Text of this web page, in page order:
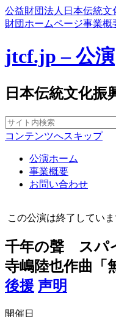
公益財団法人日本伝統文
財団ホームページ事業概
jtcf.jp – 公演
日本伝統文化振
コンテンツへスキップ
公演ホーム
事業概要
お問い合わせ
この公演は終了してい
千年の聲 スパ
寺嶋陸也作曲「
後援 声明
開催日